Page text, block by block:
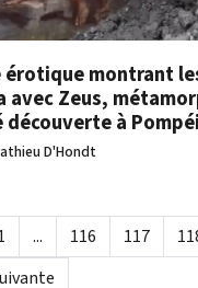
érotique montrant
avec Zeus,
découverte à Pompéi
D'Hondt
... 116 117